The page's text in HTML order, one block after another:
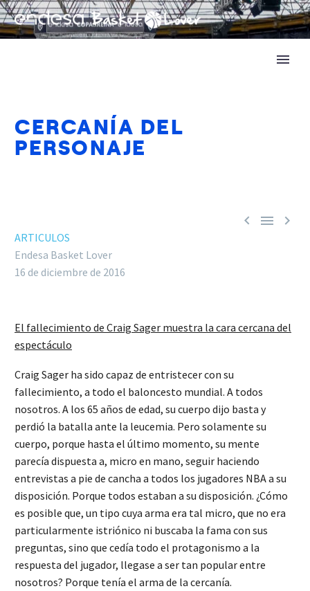
CERCANÍA DEL
PERSONAJE
  
ARTICULOS
Endesa Basket Lover
16 de diciembre de 2016
El fallecimiento de Craig Sager muestra la cara cercana del
espectáculo
Craig Sager ha sido capaz de entristecer con su
fallecimiento, a todo el baloncesto mundial. A todos
nosotros. A los 65 años de edad, su cuerpo dijo basta y
perdió la batalla ante la leucemia. Pero solamente su
cuerpo, porque hasta el último momento, su mente
parecía dispuesta a, micro en mano, seguir haciendo
entrevistas a pie de cancha a todos los jugadores NBA a su
disposición. Porque todos estaban a su disposición. ¿Cómo
es posible que, un tipo cuya arma era tal micro, que no era
particularmente istriónico ni buscaba la fama con sus
preguntas, sino que cedía todo el protagonismo a la
respuesta del jugador, llegase a ser tan popular entre
nosotros? Porque tenía el arma de la cercanía.